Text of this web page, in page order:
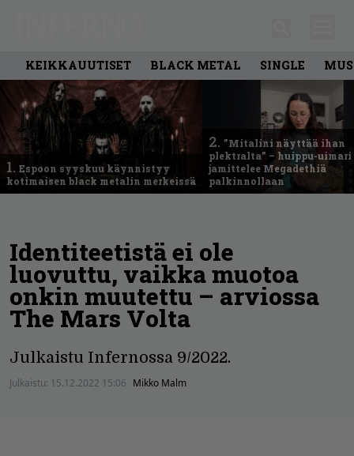
KEIKKAUUTISET BLACK METAL SINGLE
1. Espoon syyskuu käynnistyy
kotimaisen black metalin merkeissä
2. ”Mitalini näyttää ihan
plektralta” – huippu-uimari
jamittelee Megadethiä
palkinnollaan
Identiteetistä ei ole
luovuttu, vaikka muotoa
onkin muutettu – arviossa
The Mars Volta
Julkaistu Infernossa 9/2022.
Julkaistu: 15.12.2022 15:06 Mikko Malm